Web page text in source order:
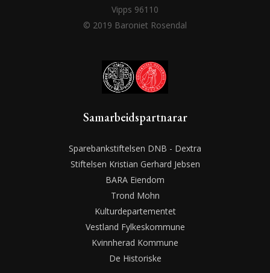
Vipps 96110
© 2019 Baroniet Rosendal
Samarbeidspartnarar
Sparebankstiftelsen DNB - Dextra
Stiftelsen Kristian Gerhard Jebsen
BARA Eiendom
Trond Mohn
Kulturdepartementet
Vestland Fylkeskommune
Kvinnherad Kommune
De Historiske